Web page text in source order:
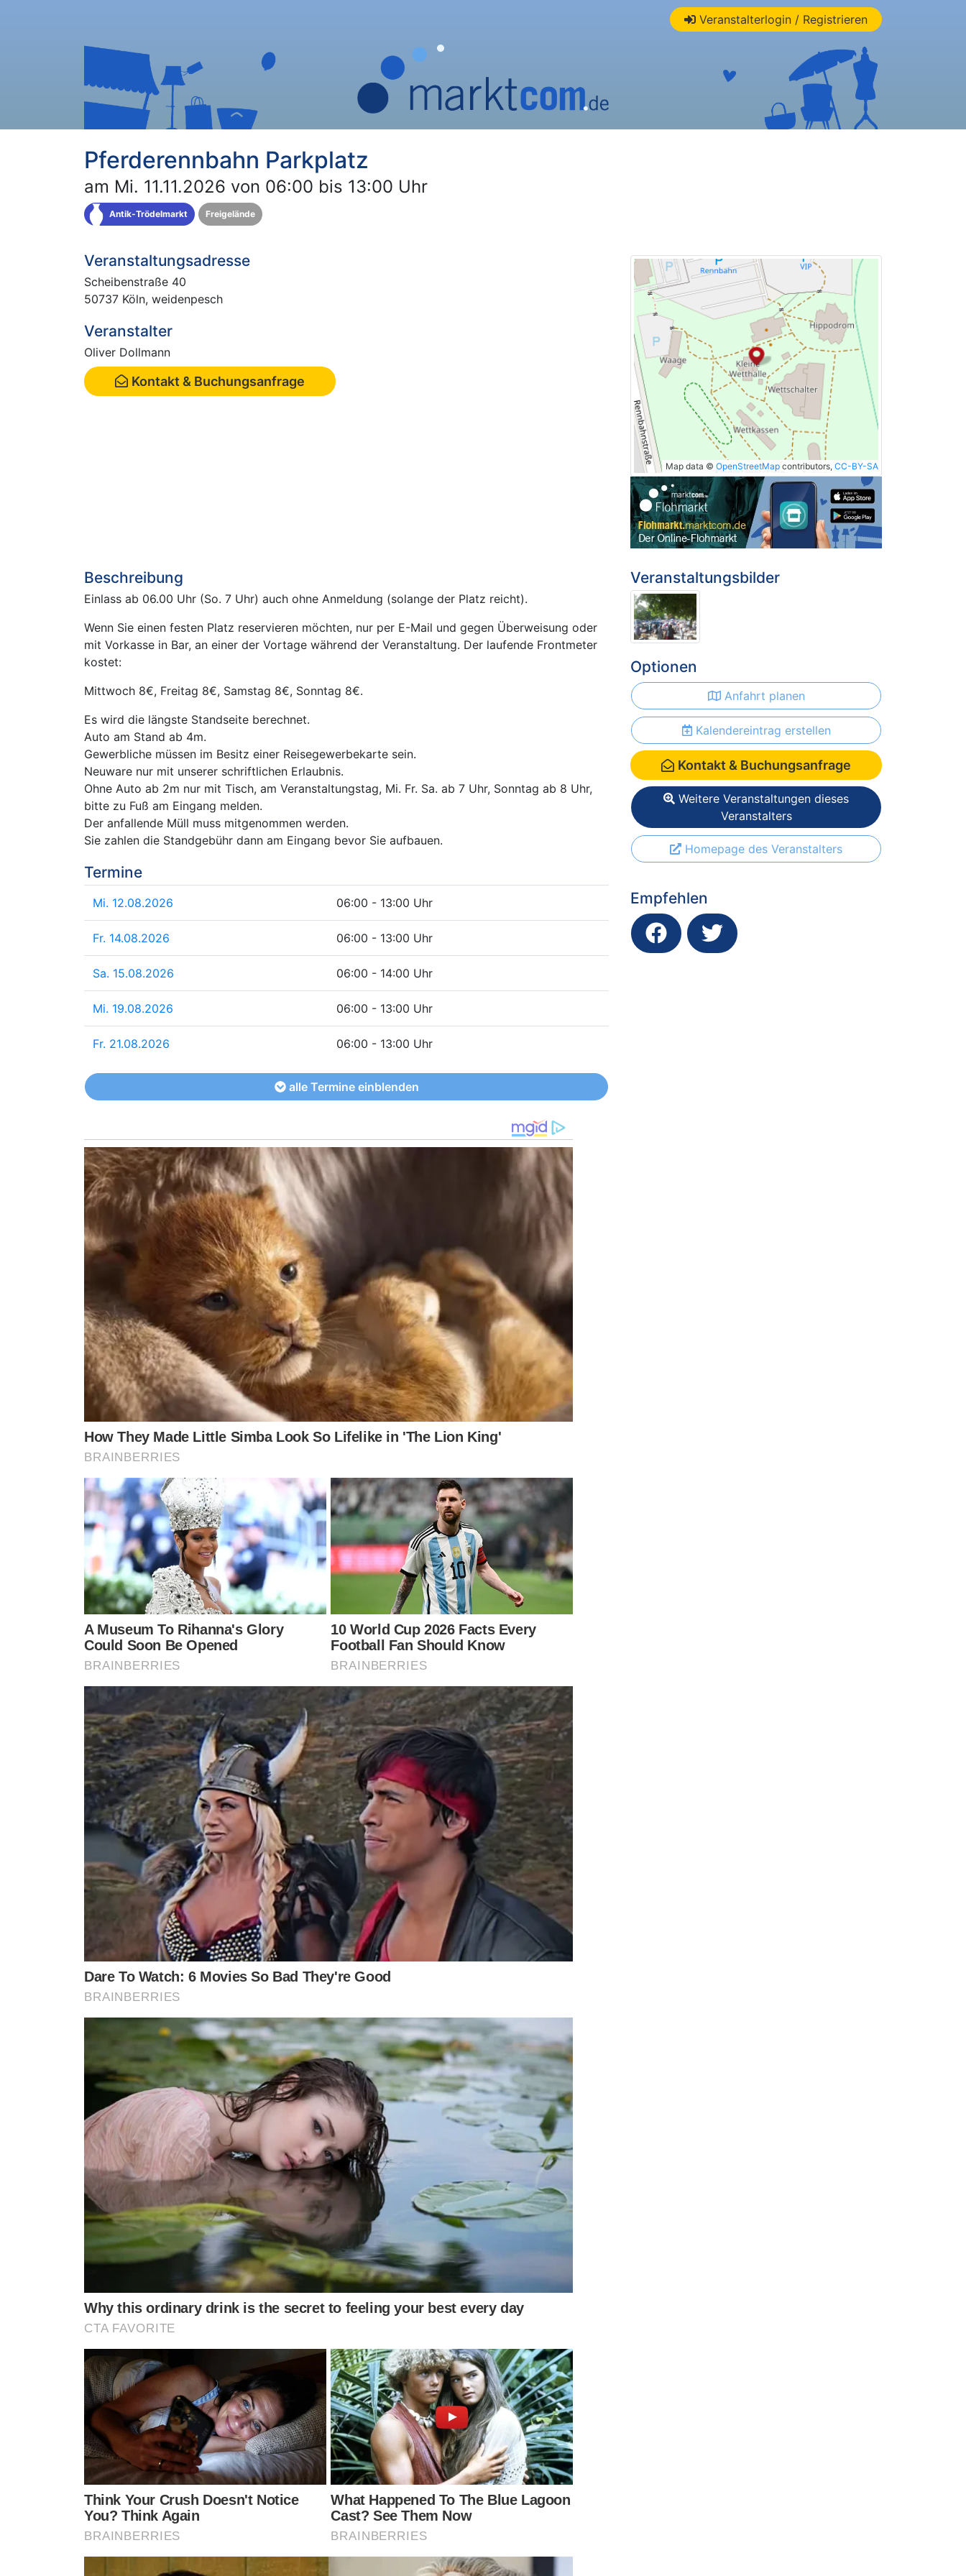
Veranstalterlogin / Registrieren
Pferderennbahn Parkplatz
am Mi. 11.11.2026 von 06:00 bis 13:00 Uhr
Antik-Trödelmarkt Freigelände
Veranstaltungsadresse
Scheibenstraße 40
50737 Köln, weidenpesch
Veranstalter
Oliver Dollmann
Kontakt & Buchungsanfrage
Map data © OpenStreetMap contributors, CC-BY-SA
Beschreibung
Einlass ab 06.00 Uhr (So. 7 Uhr) auch ohne Anmeldung (solange der Platz reicht).
Wenn Sie einen festen Platz reservieren möchten, nur per E-Mail und gegen Überweisung oder
mit Vorkasse in Bar, an einer der Vortage während der Veranstaltung. Der laufende Frontmeter
kostet:
Mittwoch 8€, Freitag 8€, Samstag 8€, Sonntag 8€.
Es wird die längste Standseite berechnet.
Auto am Stand ab 4m.
Gewerbliche müssen im Besitz einer Reisegewerbekarte sein.
Neuware nur mit unserer schriftlichen Erlaubnis.
Ohne Auto ab 2m nur mit Tisch, am Veranstaltungstag, Mi. Fr. Sa. ab 7 Uhr, Sonntag ab 8 Uhr,
bitte zu Fuß am Eingang melden.
Der anfallende Müll muss mitgenommen werden.
Sie zahlen die Standgebühr dann am Eingang bevor Sie aufbauen.
Termine
Mi. 12.08.2026 06:00 - 13:00 Uhr
Fr. 14.08.2026 06:00 - 13:00 Uhr
Sa. 15.08.2026 06:00 - 14:00 Uhr
Mi. 19.08.2026 06:00 - 13:00 Uhr
Fr. 21.08.2026 06:00 - 13:00 Uhr
alle Termine einblenden
Veranstaltungsbilder
Optionen
Anfahrt planen
Kalendereintrag erstellen
Kontakt & Buchungsanfrage
Weitere Veranstaltungen dieses
Veranstalters
Homepage des Veranstalters
Empfehlen